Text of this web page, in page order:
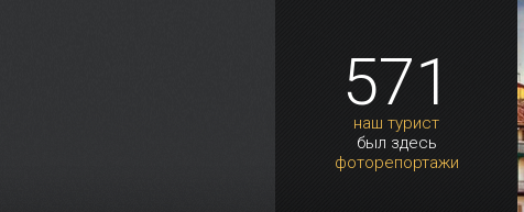
571
наш турист
был здесь
фоторепортажи